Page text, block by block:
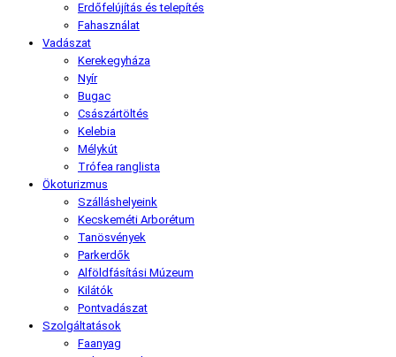
Erdőfelújítás és telepítés
Fahasználat
Vadászat
Kerekegyháza
Nyír
Bugac
Császártöltés
Kelebia
Mélykút
Trófea ranglista
Ökoturizmus
Szálláshelyeink
Kecskeméti Arborétum
Tanösvények
Parkerdők
Alföldfásítási Múzeum
Kilátók
Pontvadászat
Szolgáltatások
Faanyag